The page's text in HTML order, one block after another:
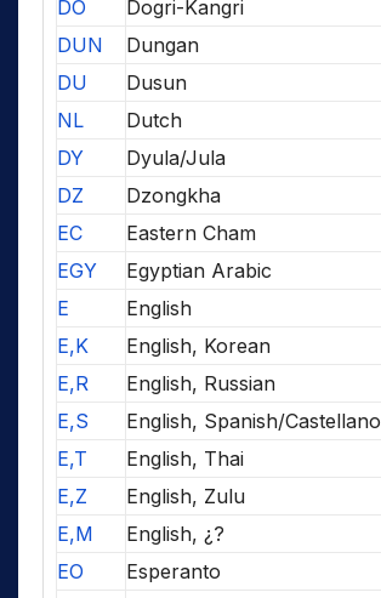
DO
Dogri-Kangri
DUN
Dungan
DU
Dusun
NL
Dutch
DY
Dyula/Jula
DZ
Dzongkha
EC
Eastern Cham
EGY
Egyptian Arabic
E
English
E,K
English, Korean
E,R
English, Russian
E,S
English, Spanish/Castellano
E,T
English, Thai
E,Z
English, Zulu
E,M
English, ¿?
EO
Esperanto